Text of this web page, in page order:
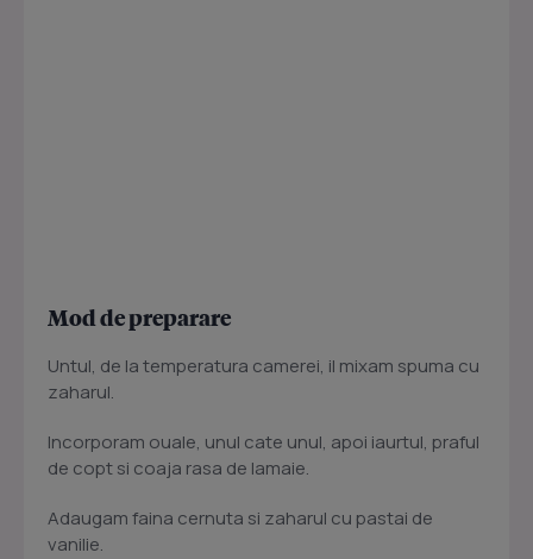
Mod de preparare
Untul, de la temperatura camerei, il mixam spuma cu
zaharul.
Incorporam ouale, unul cate unul, apoi iaurtul, praful
de copt si coaja rasa de lamaie.
Adaugam faina cernuta si zaharul cu pastai de
vanilie.